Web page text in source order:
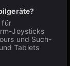
für
Joysticks
und Such-
Tablets